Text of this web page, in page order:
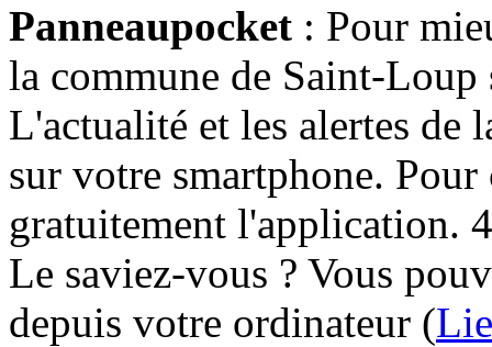
Panneaupocket : Pour
la commune de Saint-Loup
L'actualité et les alertes de
sur votre smartphone.
gratuitement l'application.
Le saviez-vous ? Vous
depuis votre ordinateur (